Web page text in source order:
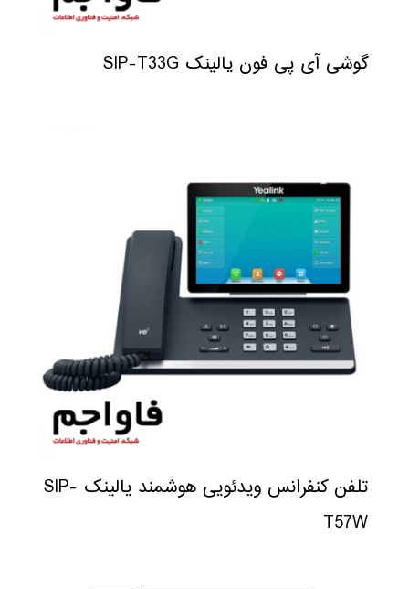
گوشی آی پی فون یالینک SIP-T33G
تلفن کنفرانس ویدئویی هوشمند یالینک SIP-
T57W